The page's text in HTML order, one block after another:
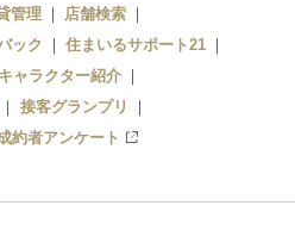
管理
店舗検索
ック
住まいるサポート21
ャラクター紹介
接客グランプリ
約者アンケート